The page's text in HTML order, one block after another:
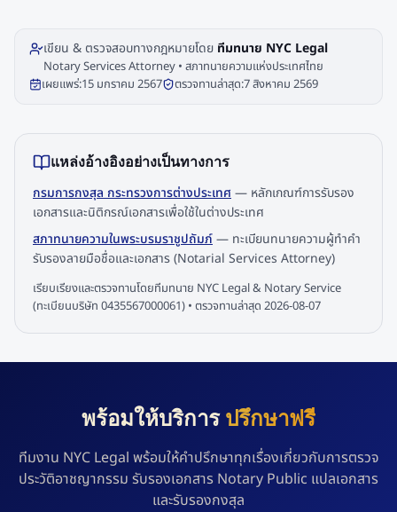
เขียน & ตรวจสอบทางกฎหมายโดย ทีมทนาย NYC Legal
Notary Services Attorney • สภาทนายความแห่งประเทศไทย
เผยแพร่:15 มกราคม 2567 ตรวจทานล่าสุด:7 สิงหาคม 2569
แหล่งอ้างอิงอย่างเป็นทางการ
กรมการกงสุล กระทรวงการต่างประเทศ — หลักเกณฑ์การรับรอง
เอกสารและนิติกรณ์เอกสารเพื่อใช้ในต่างประเทศ
สภาทนายความในพระบรมราชูปถัมภ์— ทะเบียนทนายความผู้ทำคำ
รับรองลายมือชื่อและเอกสาร (Notarial Services Attorney)
เรียบเรียงและตรวจทานโดยทีมทนาย NYC Legal & Notary Service
(ทะเบียนบริษัท 0435567000061) • ตรวจทานล่าสุด 2026-08-07
พร้อมให้บริการปรึกษาฟรี
ทีมงาน NYC Legal พร้อมให้คำปรึกษาทุกเรื่องเกี่ยวกับการตรวจ
ประวัติอาชญากรรม รับรองเอกสาร Notary Public แปลเอกสาร
และรับรองกงสุล